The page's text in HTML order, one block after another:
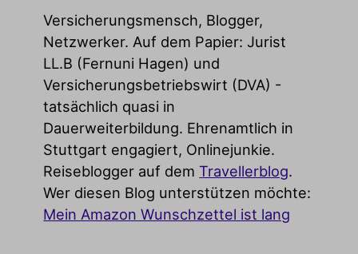
Versicherungsmensch, Blogger,
Netzwerker. Auf dem Papier: Jurist
LL.B (Fernuni Hagen) und
Versicherungsbetriebswirt (DVA) -
tatsächlich quasi in
Dauerweiterbildung. Ehrenamtlich in
Stuttgart engagiert, Onlinejunkie.
Reiseblogger auf dem Travellerblog.
Wer diesen Blog unterstützen möchte:
Mein Amazon Wunschzettel ist lang